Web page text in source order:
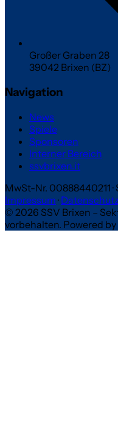
Großer Graben 28
39042 Brixen (BZ)
Navigation
News
Spiele
Sponsoren
Interner Bereich
ssvbrixen.it
MwSt-Nr. 00888440211 ·
Impressum · Datenschutz
© 2026 SSV Brixen –
vorbehalten. Powered